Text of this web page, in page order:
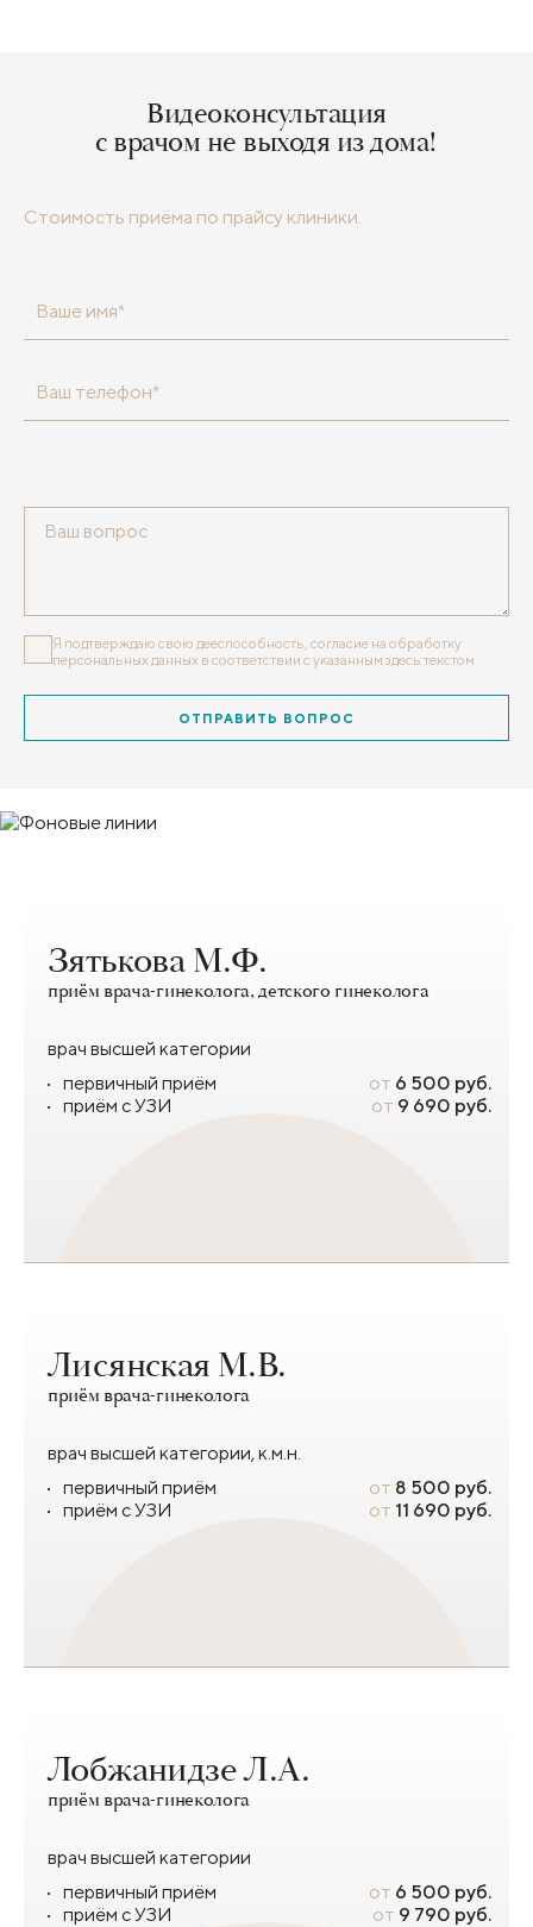
Видеоконсультация
с врачом не выходя из дома!
Стоимость приёма по прайсу клиники.
Ваше имя*
Ваш телефон*
Я подтверждаю свою дееспособность, согласие на обработку
персональных данных в соответствии с указанным здесь текстом
ОТПРАВИТЬ ВОПРОС
Зятькова М.Ф.
приём врача-гинеколога, детского гинеколога
врач высшей категории
первичный приём
от 6 500 руб.
приём с УЗИ
от 9 690 руб.
Лисянская М.В.
приём врача-гинеколога
врач высшей категории, к.м.н.
первичный приём
от 8 500 руб.
приём с УЗИ
от 11 690 руб.
Лобжанидзе Л.А.
приём врача-гинеколога
врач высшей категории
первичный приём
от 6 500 руб.
приём с УЗИ
от 9 790 руб.